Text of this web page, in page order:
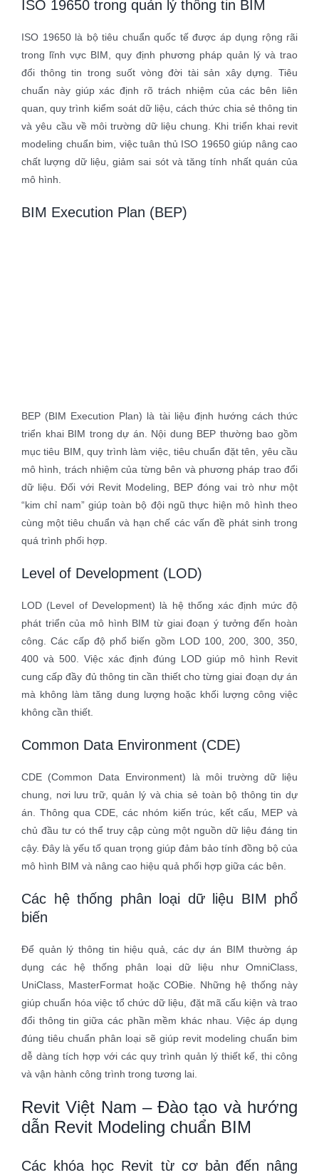
ISO 19650 trong quản lý thông tin BIM
ISO 19650 là bộ tiêu chuẩn quốc tế được áp dụng rộng rãi
trong lĩnh vực BIM, quy định phương pháp quản lý và trao
đổi thông tin trong suốt vòng đời tài sản xây dựng. Tiêu
chuẩn này giúp xác định rõ trách nhiệm của các bên liên
quan, quy trình kiểm soát dữ liệu, cách thức chia sẻ thông tin
và yêu cầu về môi trường dữ liệu chung. Khi triển khai revit
modeling chuẩn bim, việc tuân thủ ISO 19650 giúp nâng cao
chất lượng dữ liệu, giảm sai sót và tăng tính nhất quán của
mô hình.
BIM Execution Plan (BEP)
BEP (BIM Execution Plan) là tài liệu định hướng cách thức
triển khai BIM trong dự án. Nội dung BEP thường bao gồm
mục tiêu BIM, quy trình làm việc, tiêu chuẩn đặt tên, yêu cầu
mô hình, trách nhiệm của từng bên và phương pháp trao đổi
dữ liệu. Đối với Revit Modeling, BEP đóng vai trò như một
“kim chỉ nam” giúp toàn bộ đội ngũ thực hiện mô hình theo
cùng một tiêu chuẩn và hạn chế các vấn đề phát sinh trong
quá trình phối hợp.
Level of Development (LOD)
LOD (Level of Development) là hệ thống xác định mức độ
phát triển của mô hình BIM từ giai đoạn ý tưởng đến hoàn
công. Các cấp độ phổ biến gồm LOD 100, 200, 300, 350,
400 và 500. Việc xác định đúng LOD giúp mô hình Revit
cung cấp đầy đủ thông tin cần thiết cho từng giai đoạn dự án
mà không làm tăng dung lượng hoặc khối lượng công việc
không cần thiết.
Common Data Environment (CDE)
CDE (Common Data Environment) là môi trường dữ liệu
chung, nơi lưu trữ, quản lý và chia sẻ toàn bộ thông tin dự
án. Thông qua CDE, các nhóm kiến trúc, kết cấu, MEP và
chủ đầu tư có thể truy cập cùng một nguồn dữ liệu đáng tin
cậy. Đây là yếu tố quan trọng giúp đảm bảo tính đồng bộ của
mô hình BIM và nâng cao hiệu quả phối hợp giữa các bên.
Các hệ thống phân loại dữ liệu BIM phổ
biến
Để quản lý thông tin hiệu quả, các dự án BIM thường áp
dụng các hệ thống phân loại dữ liệu như OmniClass,
UniClass, MasterFormat hoặc COBie. Những hệ thống này
giúp chuẩn hóa việc tổ chức dữ liệu, đặt mã cấu kiện và trao
đổi thông tin giữa các phần mềm khác nhau. Việc áp dụng
đúng tiêu chuẩn phân loại sẽ giúp revit modeling chuẩn bim
dễ dàng tích hợp với các quy trình quản lý thiết kế, thi công
và vận hành công trình trong tương lai.
Revit Việt Nam – Đào tạo và hướng
dẫn Revit Modeling chuẩn BIM
Các khóa học Revit từ cơ bản đến nâng